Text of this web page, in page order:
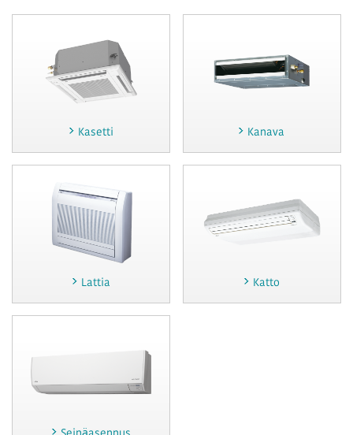
Kasetti Kanava
Lattia Katto